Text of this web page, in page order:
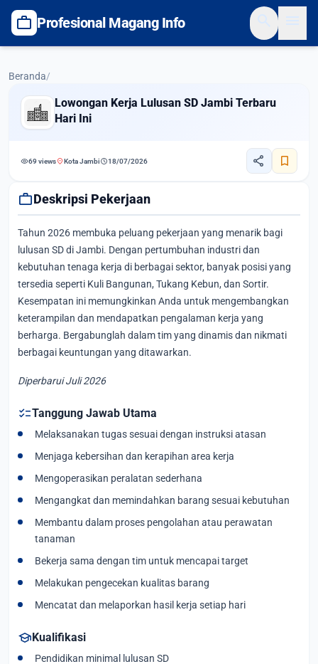
work Profesional Magang Info
Beranda/
Lowongan Kerja Lulusan SD Jambi Terbaru
Hari Ini
visibility69 viewslocation_onKota Jambischedule18/07/2026 share bookmark
workDeskripsi Pekerjaan
Tahun 2026 membuka peluang pekerjaan yang menarik bagi
lulusan SD di Jambi. Dengan pertumbuhan industri dan
kebutuhan tenaga kerja di berbagai sektor, banyak posisi yang
tersedia seperti Kuli Bangunan, Tukang Kebun, dan Sortir.
Kesempatan ini memungkinkan Anda untuk mengembangkan
keterampilan dan mendapatkan pengalaman kerja yang
berharga. Bergabunglah dalam tim yang dinamis dan nikmati
berbagai keuntungan yang ditawarkan.
Diperbarui Juli 2026
checklistTanggung Jawab Utama
Melaksanakan tugas sesuai dengan instruksi atasan
Menjaga kebersihan dan kerapihan area kerja
Mengoperasikan peralatan sederhana
Mengangkat dan memindahkan barang sesuai kebutuhan
Membantu dalam proses pengolahan atau perawatan
tanaman
Bekerja sama dengan tim untuk mencapai target
Melakukan pengecekan kualitas barang
Mencatat dan melaporkan hasil kerja setiap hari
schoolKualifikasi
Pendidikan minimal lulusan SD